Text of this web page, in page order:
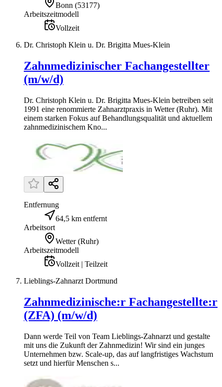
Bonn (53177)
Arbeitszeitmodell
Vollzeit
Dr. Christoph Klein u. Dr. Brigitta Mues-Klein
Zahnmedizinischer Fachangestellter
(m/w/d)
Dr. Christoph Klein u. Dr. Brigitta Mues-Klein betreiben seit
1991 eine renommierte Zahnarztpraxis in Wetter (Ruhr). Mit
einem starken Fokus auf Behandlungsqualität und aktuellem
zahnmedizinischem Kno...
Entfernung
64,5 km entfernt
Arbeitsort
Wetter (Ruhr)
Arbeitszeitmodell
Vollzeit | Teilzeit
Lieblings-Zahnarzt Dortmund
Zahnmedizinische:r Fachangestellte:r
(ZFA) (m/w/d)
Dann werde Teil von Team Lieblings-Zahnarzt und gestalte
mit uns die Zukunft der Zahnmedizin! Wir sind ein junges
Unternehmen bzw. Scale-up, das auf langfristiges Wachstum
setzt und hierfür Menschen s...